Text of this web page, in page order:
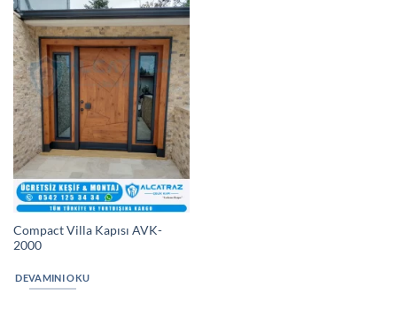
Compact Villa Kapısı AVK-
2000
DEVAMINI OKU